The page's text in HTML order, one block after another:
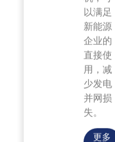
以满足
新能源
企业的
直接使
用，减
少发电
并网损
失。
更多